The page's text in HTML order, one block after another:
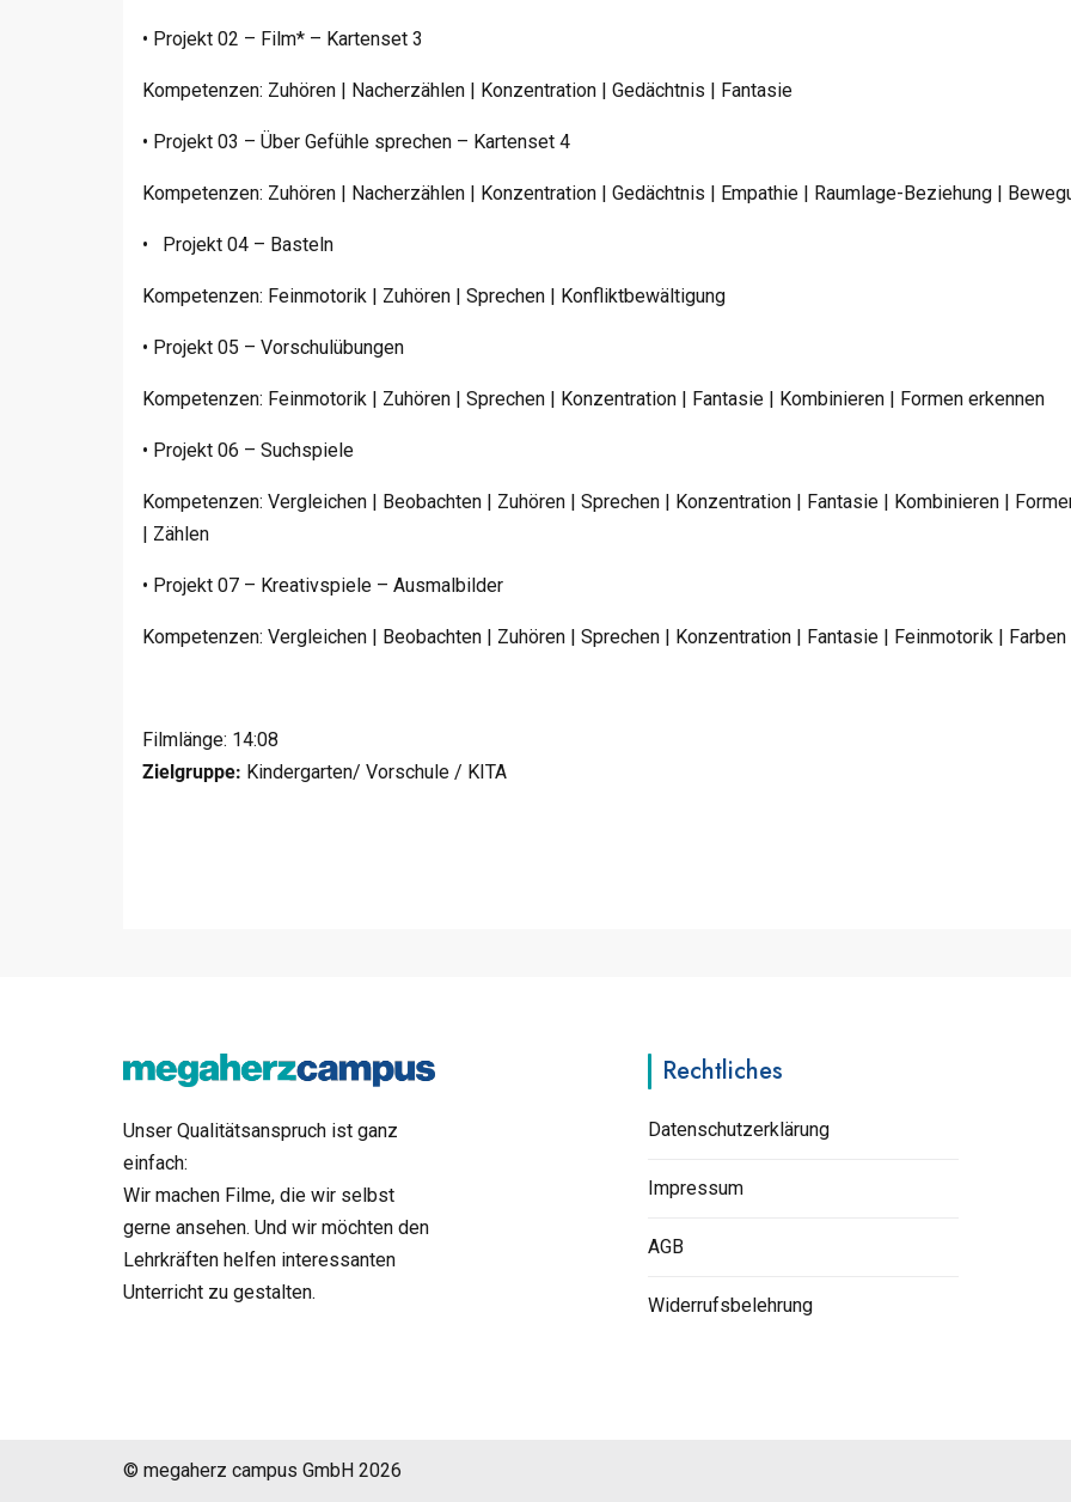
• Projekt 02 – Film* – Kartenset 3
Kompetenzen: Zuhören | Nacherzählen | Konzentration | Gedächtnis | Fantasie
• Projekt 03 – Über Gefühle sprechen – Kartenset 4
Kompetenzen: Zuhören | Nacherzählen | Konzentration | Gedächtnis | Empathie | Raumlage-Beziehung |
• Projekt 04 – Basteln
Kompetenzen: Feinmotorik | Zuhören | Sprechen | Konfliktbewältigung
• Projekt 05 – Vorschulübungen
Kompetenzen: Feinmotorik | Zuhören | Sprechen | Konzentration | Fantasie | Kombinieren | Formen erkennen
• Projekt 06 – Suchspiele
Kompetenzen: Vergleichen | Beobachten | Zuhören | Sprechen | Konzentration | Fantasie | Kombinieren |
| Zählen
• Projekt 07 – Kreativspiele – Ausmalbilder
Kompetenzen: Vergleichen | Beobachten | Zuhören | Sprechen | Konzentration | Fantasie | Feinmotorik | Farben
Filmlänge: 14:08
Zielgruppe: Kindergarten/ Vorschule / KITA
Unser Qualitätsanspruch ist ganz
einfach:
Wir machen Filme, die wir selbst
gerne ansehen. Und wir möchten den
Lehrkräften helfen interessanten
Unterricht zu gestalten.
Rechtliches
Datenschutzerklärung
Impressum
AGB
Widerrufsbelehrung
© megaherz campus GmbH 2026